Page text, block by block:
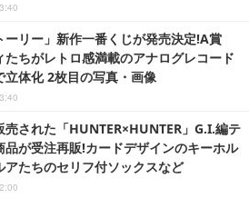
ーリー」新作一番くじが発売決定!A賞
たちがレトロ感満載のアナログレコード
立体化 2枚目の写真・画像
売された「HUNTER×HUNTER」G.I.編テ
品が受注再販!カードデザインのキーホル
アたちのセリフ付ソックスなど